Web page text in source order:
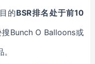
的BSR排名处于前10
Bunch O Balloons或